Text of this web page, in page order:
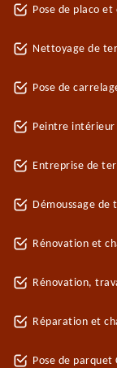
Pose de placo et
Nettoyage de
Pose de
Peintre intérieur
Entreprise de
Démoussage de
Rénovation et
Rénovation,
Réparation et
Pose de parquet